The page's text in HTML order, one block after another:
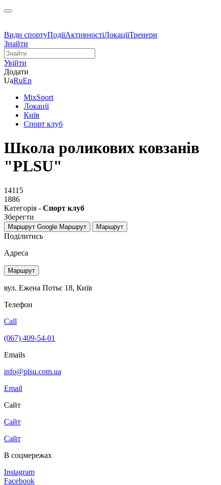
Види спортуПодіїАктивностіЛокаціїТренери
Знайти
Увійти
Додати
UaRuEn
MixSport
Локації
Київ
Спорт клуб
Школа роликових ковзанів
"PLSU"
14115
1886
Категорія - Спорт клуб
Зберегти
Маршрут Google Маршрут Маршрут
Поділитись
Адреса
Маршрут
вул. Ежена Потьє 18, Київ
Телефон
Call
(067) 409-54-01
Emails
info@plsu.com.ua
Email
Сайт
Сайт
Сайт
В соцмережах
Instagram
Facebook